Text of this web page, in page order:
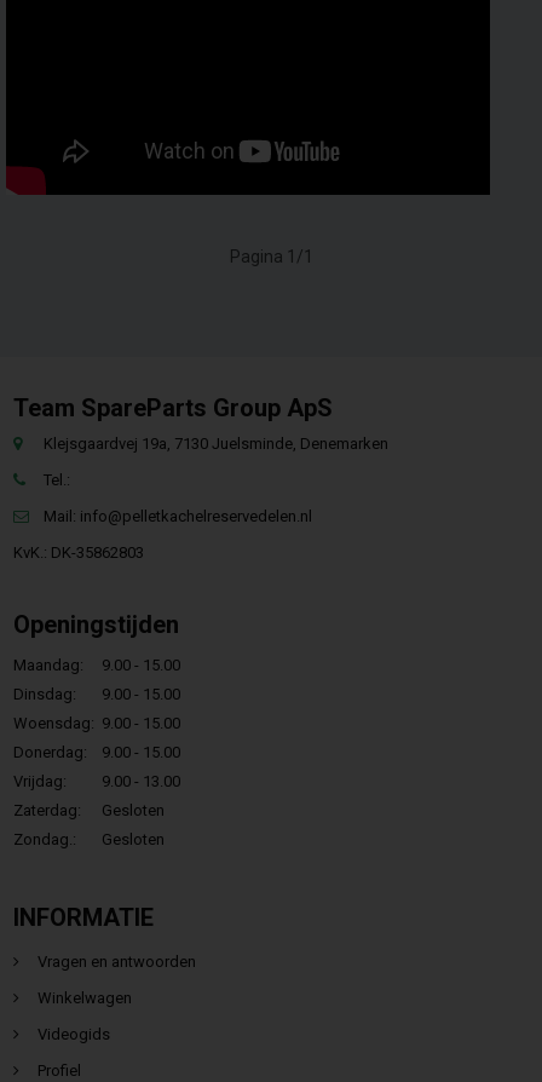
Pagina 1/1
Team SpareParts Group ApS
Klejsgaardvej 19a, 7130 Juelsminde, Denemarken
Tel.:
Mail: info@pelletkachelreservedelen.nl
KvK.: DK-35862803
Openingstijden
Maandag:
9.00 - 15.00
Dinsdag:
9.00 - 15.00
Woensdag: 9.00 - 15.00
Donerdag:
9.00 - 15.00
Vrijdag:
9.00 - 13.00
Zaterdag:
Gesloten
Zondag.:
Gesloten
INFORMATIE
Vragen en antwoorden
Winkelwagen
Videogids
Profiel